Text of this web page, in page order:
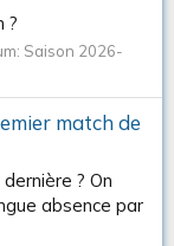
?
Saison 2026-
match de
? On
absence par